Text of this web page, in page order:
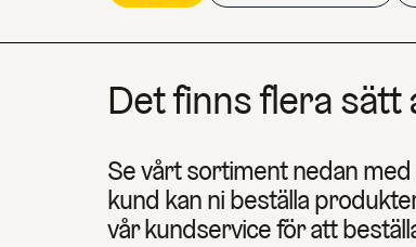
Det finns flera sätt
Se vårt sortiment nedan
kund kan ni beställa
vår kundservice för att